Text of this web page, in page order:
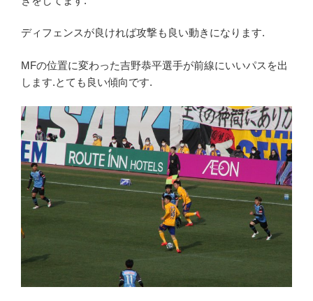
ディフェンスが良ければ攻撃も良い動きになります.
MFの位置に変わった吉野恭平選手が前線にいいパスを出
します.とても良い傾向です.